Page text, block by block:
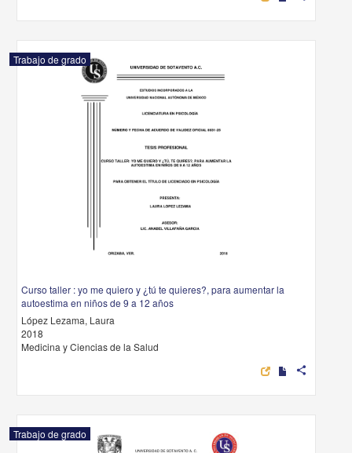
Trabajo de grado
Curso taller : yo me quiero y ¿tú te quieres?, para aumentar la
autoestima en niños de 9 a 12 años
López Lezama, Laura
2018
Medicina y Ciencias de la Salud
share
Trabajo de grado